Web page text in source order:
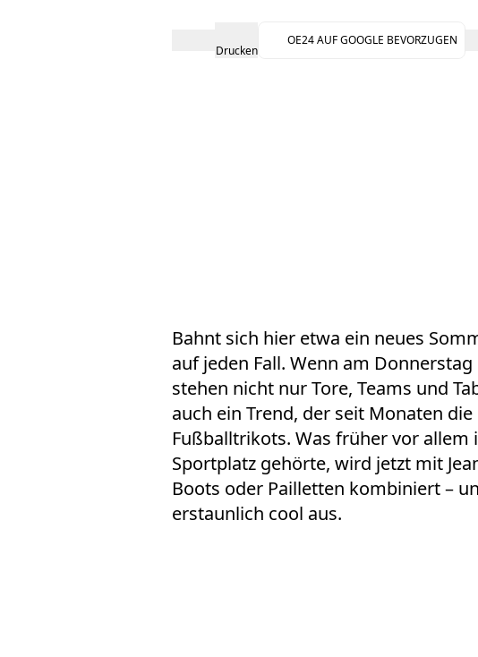
Drucken
OE24 AUF GOOGLE BEVORZUGEN
Bahnt sich hier etwa ein neues
auf jeden Fall. Wenn am Donnerstag
stehen nicht nur Tore, Teams und
auch ein Trend, der seit Monaten
Fußballtrikots. Was früher vor allem
Sportplatz gehörte, wird jetzt mit
Boots oder Pailletten kombiniert –
erstaunlich cool aus.